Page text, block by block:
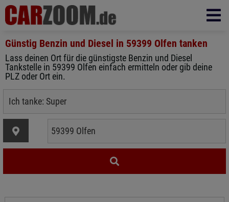
Günstig Benzin und Diesel in 59399 Olfen tanken
Lass deinen Ort für die günstigste Benzin und Diesel
Tankstelle in 59399 Olfen einfach ermitteln oder gib deine
PLZ oder Ort ein.